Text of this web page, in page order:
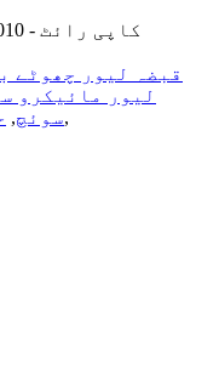
© کاپی رائٹ - 2010-2025 : جملہ حقوق محفوظ ہیں۔
قبضہ لیور چھوٹے
لیور مائیکرو
سوئچ, ,